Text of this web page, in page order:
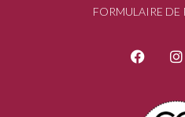
FORMULAIRE DE